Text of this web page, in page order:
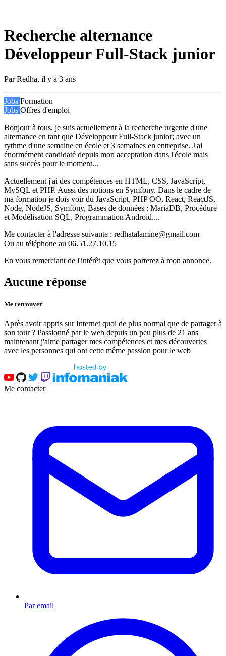
Recherche alternance
Développeur Full-Stack junior
ParRedha, il y a 3 ans
Jobs Formation
Jobs Offres d'emploi
Bonjour à tous, je suis actuellement à la recherche urgente d'une
alternance en tant que Développeur Full-Stack junior; avec un
rythme d'une semaine en école et 3 semaines en entreprise. J'ai
énormément candidaté depuis mon acceptation dans l'école mais
sans succès pour le moment...
Actuellement j'ai des compétences en HTML, CSS, JavaScript,
MySQL et PHP. Aussi des notions en Symfony. Dans le cadre de
ma formation je dois voir du JavaScript, PHP OO, React, ReactJS,
Node, NodeJS, Symfony, Bases de données : MariaDB, Procédure
et Modélisation SQL, Programmation Android....
Me contacter à l'adresse suivante : redhatalamine@gmail.com
Ou au téléphone au 06.51.27.10.15
En vous remerciant de l'intérêt que vous porterez à mon annonce.
Aucune réponse
Me retrouver
Après avoir appris sur Internet quoi de plus normal que de partager à
son tour ? Passionné par le web depuis un peu plus de 21 ans
maintenant j'aime partager mes compétences et mes découvertes
avec les personnes qui ont cette même passion pour le web
Me contacter
Par email